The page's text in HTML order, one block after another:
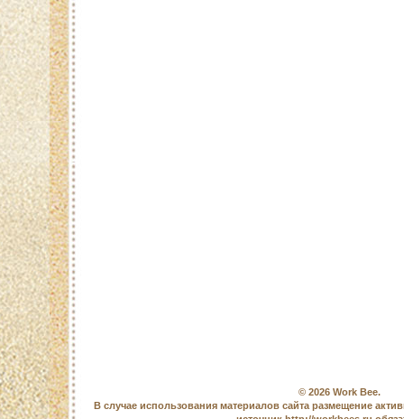
© 2026 Work Bee.
В случае использования материалов сайта размещение